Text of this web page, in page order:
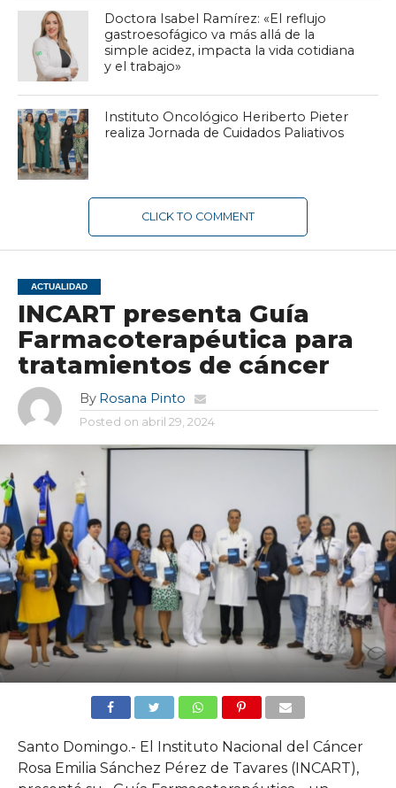
Doctora Isabel Ramírez: «El reflujo
gastroesofágico va más allá de la
simple acidez, impacta la vida cotidiana
y el trabajo»
Instituto Oncológico Heriberto Pieter
realiza Jornada de Cuidados Paliativos
CLICK TO COMMENT
ACTUALIDAD
INCART presenta Guía
Farmacoterapéutica para
tratamientos de cáncer
By Rosana Pinto
Posted on abril 29, 2024
Santo Domingo.- El Instituto Nacional del Cáncer
Rosa Emilia Sánchez Pérez de Tavares (INCART),